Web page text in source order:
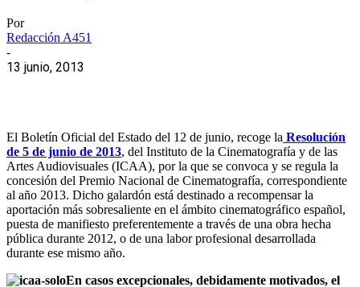
Por
Redacción A451
-
13 junio, 2013
El Boletín Oficial del Estado del 12 de junio, recoge la Resolución
de 5 de junio de 2013, del Instituto de la Cinematografía y de las
Artes Audiovisuales (ICAA), por la que se convoca y se regula la
concesión del Premio Nacional de Cinematografía, correspondiente
al año 2013. Dicho galardón está destinado a recompensar la
aportación más sobresaliente en el ámbito cinematográfico español,
puesta de manifiesto preferentemente a través de una obra hecha
pública durante 2012, o de una labor profesional desarrollada
durante ese mismo año.
En casos excepcionales, debidamente motivados, el